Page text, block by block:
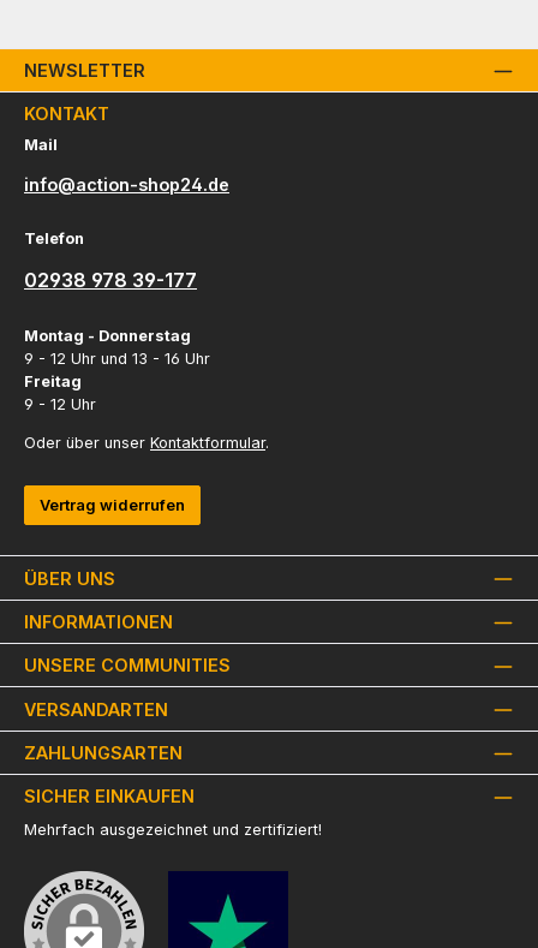
NEWSLETTER
ÜBER UNS
INFORMATIONEN
KONTAKT
Mail
info@action-shop24.de
Telefon
02938 978 39-177
Montag - Donnerstag
9 - 12 Uhr und 13 - 16 Uhr
Freitag
9 - 12 Uhr
Oder über unser Kontaktformular.
Vertrag widerrufen
UNSERE COMMUNITIES
VERSANDARTEN
ZAHLUNGSARTEN
SICHER EINKAUFEN
Mehrfach ausgezeichnet und zertifiziert!